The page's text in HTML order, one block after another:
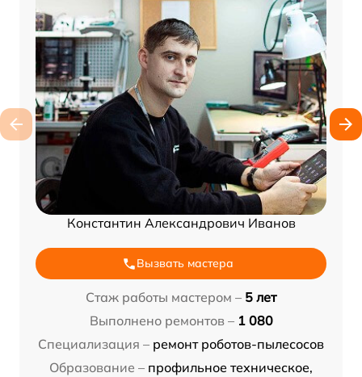
Константин Александрович Иванов
Вызвать мастера
Стаж работы мастером – 5 лет
Выполнено ремонтов – 1 080
Специализация – ремонт роботов-пылесосов
Образование – профильное техническое,